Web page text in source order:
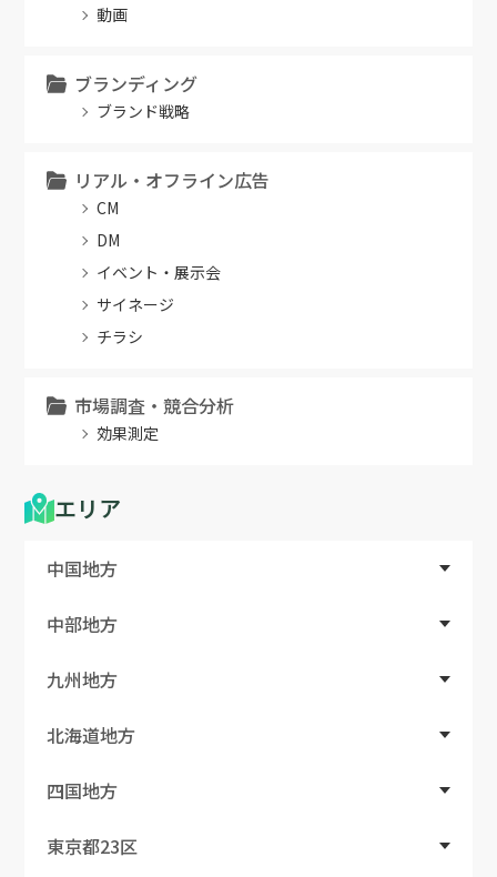
動画
ブランディング
ブランド戦略
リアル・オフライン広告
CM
DM
イベント・展示会
サイネージ
チラシ
市場調査・競合分析
効果測定
エリア
中国地方
中部地方
九州地方
北海道地方
四国地方
東京都23区